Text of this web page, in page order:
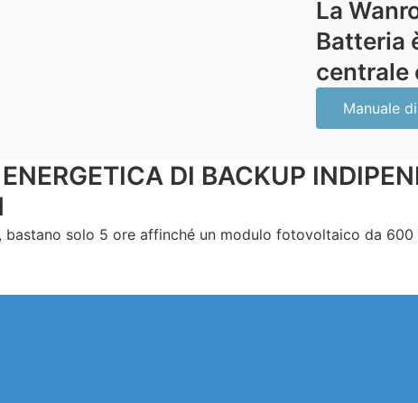
La
Batteria
centrale
Manuale
DI BACKUP
solo 5 ore affinché un modulo fotovoltaico da